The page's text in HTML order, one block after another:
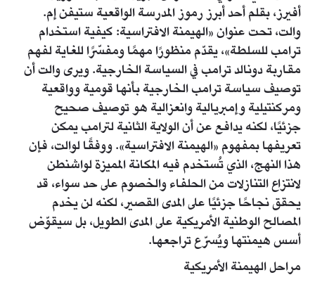
أفيرز، بقلم أحد أبرز رموز المدرسة الواقعية ستيفن إم.
والت، تحت عنوان «الهيمنة الافتراسية: كيفية استخدام
ترامب للسلطة»، يقدّم منظورًا مهمًا ومفسّرًا للغاية لفهم
مقاربة دونالد ترامب في السياسة الخارجية. ويرى والت أن
توصيف سياسة ترامب الخارجية بأنها قومية وواقعية
ومركنتيلية وإمبريالية وانعزالية هو توصيف صحيح
جزئيًا، لكنه يدافع عن أن الولاية الثانية لترامب يمكن
تعريفها بمفهوم «الهيمنة الافتراسية». ووفقًا لوالت، فإن
هذا النهج، الذي تُستخدم فيه المكانة المميزة لواشنطن
لانتزاع التنازلات من الحلفاء والخصوم على حد سواء، قد
يحقق نجاحًا جزئيًا على المدى القصير، لكنه لن يخدم
المصالح الوطنية الأمريكية على المدى الطويل، بل سيقوّض
أسس هيمنتها ويُسرّع تراجعها.
مراحل الهيمنة الأمريكية